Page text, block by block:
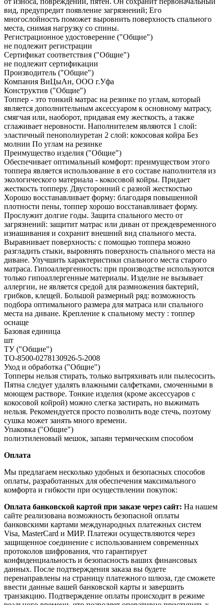
вид, предупредит появление загрязнений; Его
многослойность поможет выровнить поверхность спального
места, снимая нагрузку со спины.
Регистрационное удостоверение ("Общие")
не подлежит регистрации
Сертификат соответствия ("Общие")
не подлежит сертификации
Производитель ("Общие")
Компания ВиЦыАн, ООО г.Уфа
Конструктив ("Общие")
Топпер - это тонкий матрас на резинке по углам, который
является дополнительным аксессуаром к основному матрасу,
смягчая или, наоборот, придавая ему жесткость, а также
сглаживает неровности. Наполнителем являются 1 слой:
эластичный пенополиуретан 2 слой: кокосовая койра Без
молнии По углам на резинке
Преимущество изделия ("Общие")
Обеспечивает оптимальный комфорт: преимуществом этого
топпера является использование в его составе наполнителя из
экологического материала - кокосовой койры. Придает
жесткость топперу. Двусторонний с разной жесткостью
Хорошо восстанавливает форму: благодаря повышенной
плотности пены, топпер хорошо восстанавливает форму.
Прослужит долгие годы. Защита спального место от
загрязнений: защитит матрас или диван от преждевременного
изнашивания и сохранит внешний вид спального места.
Выравнивает поверхность: с помощью топпера можно
разгладить стыки, выровнять поверхность спального места на
диване. Улучшить характеристики спального места старого
матраса. Гипоаллергенность: при производстве используются
только гипоаллергенные материалы. Изделие не вызывает
аллергии, не является средой для размножения бактерий,
грибков, клещей. Большой размерный ряд: возможность
подбора оптимального размера для матраса или спального
места на диване. Крепление к спальному месту : топпер
оснаще
Базовая единица
шт
ТУ ("Общие")
ТО-8500-0278130926-5-2008
Уход и обработка ("Общие")
Топперы нельзя стирать, только вытряхивать или пылесосить.
Пятна следует удалять влажными салфетками, смоченными в
моющем растворе. Тонкие изделия (кроме аксессуаров с
кокосовой койрой) можно слегка застирать, но выжимать
нельзя. Рекомендуется просто позволить воде стечь, поэтому
сушка может занять много времени.
Упаковка ("Общие")
полиэтиленовый мешок, запаян термическим способом
Оплата
Мы предлагаем несколько удобных и безопасных способов
оплаты, разработанных для обеспечения максимального
комфорта и гибкости при осуществлении покупок:
Оплата банковской картой при заказе через сайт: На нашем
сайте реализована возможность безопасной оплаты
банковскими картами международных платежных систем
Visa, MasterCard и МИР. Платежи осуществляются через
защищенное соединение с использованием современных
протоколов шифрования, что гарантирует
конфиденциальность и безопасность ваших финансовых
данных. После подтверждения заказа вы будете
перенаправлены на страницу платежного шлюза, где сможете
ввести данные вашей банковской карты и завершить
транзакцию. Подтверждение оплаты происходит в режиме